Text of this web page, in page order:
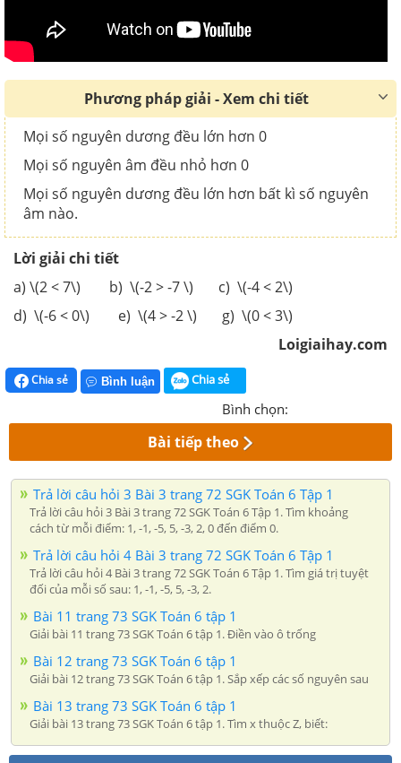
Phương pháp giải - Xem chi tiết
Mọi số nguyên dương đều lớn hơn 0
Mọi số nguyên âm đều nhỏ hơn 0
Mọi số nguyên dương đều lớn hơn bất kì số nguyên
âm nào.
Lời giải chi tiết
a) \(2 < 7\) b) \(-2 > -7 \) c) \(-4 < 2\)
d) \(-6 < 0\) e) \(4 > -2 \) g) \(0 < 3\)
Loigiaihay.com
Chia sẻ Bình luận Chia sẻ
Bình chọn:
Bài tiếp theo
Trả lời câu hỏi 3 Bài 3 trang 72 SGK Toán 6 Tập 1
Trả lời câu hỏi 3 Bài 3 trang 72 SGK Toán 6 Tập 1. Tìm khoảng
cách từ mỗi điểm: 1, -1, -5, 5, -3, 2, 0 đến điểm 0.
Trả lời câu hỏi 4 Bài 3 trang 72 SGK Toán 6 Tập 1
Trả lời câu hỏi 4 Bài 3 trang 72 SGK Toán 6 Tập 1. Tìm giá trị tuyệt
đối của mỗi số sau: 1, -1, -5, 5, -3, 2.
Bài 11 trang 73 SGK Toán 6 tập 1
Giải bài 11 trang 73 SGK Toán 6 tập 1. Điền vào ô trống
Bài 12 trang 73 SGK Toán 6 tập 1
Giải bài 12 trang 73 SGK Toán 6 tập 1. Sắp xếp các số nguyên sau
Bài 13 trang 73 SGK Toán 6 tập 1
Giải bài 13 trang 73 SGK Toán 6 tập 1. Tìm x thuộc Z, biết: